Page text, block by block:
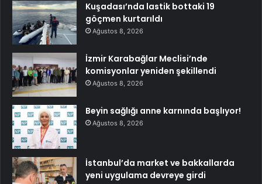
Kuşadası’nda lastik bottaki 19
göçmen kurtarıldı
Ağustos 8, 2026
İzmir Karabağlar Meclisi’nde
komisyonlar yeniden şekillendi
Ağustos 8, 2026
Beyin sağlığı anne karnında başlıyor!
Ağustos 8, 2026
İstanbul’da market ve bakkallarda
yeni uygulama devreye girdi